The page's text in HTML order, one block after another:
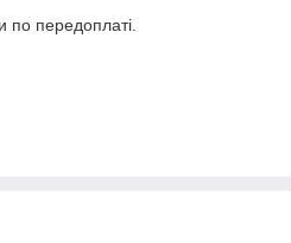
по передоплаті.